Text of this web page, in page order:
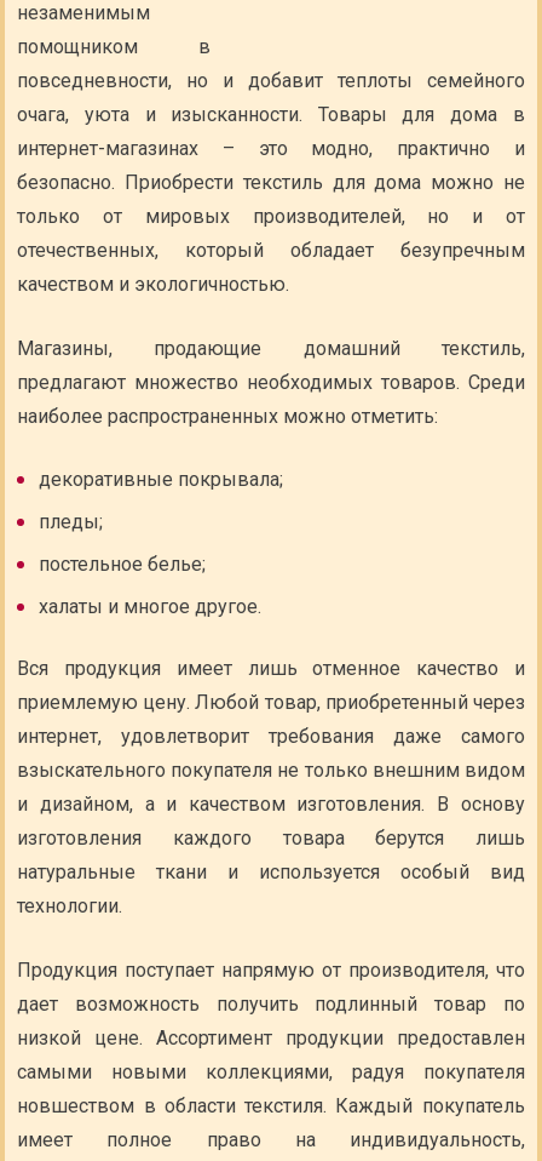
незаменимым
помощником в
повседневности, но и добавит теплоты семейного
очага, уюта и изысканности. Товары для дома в
интернет-магазинах – это модно, практично и
безопасно. Приобрести текстиль для дома можно не
только от мировых производителей, но и от
отечественных, который обладает безупречным
качеством и экологичностью.
Магазины, продающие домашний текстиль,
предлагают множество необходимых товаров. Среди
наиболее распространенных можно отметить:
декоративные покрывала;
пледы;
постельное белье;
халаты и многое другое.
Вся продукция имеет лишь отменное качество и
приемлемую цену. Любой товар, приобретенный через
интернет, удовлетворит требования даже самого
взыскательного покупателя не только внешним видом
и дизайном, а и качеством изготовления. В основу
изготовления каждого товара берутся лишь
натуральные ткани и используется особый вид
технологии.
Продукция поступает напрямую от производителя, что
дает возможность получить подлинный товар по
низкой цене. Ассортимент продукции предоставлен
самыми новыми коллекциями, радуя покупателя
новшеством в области текстиля. Каждый покупатель
имеет полное право на индивидуальность,